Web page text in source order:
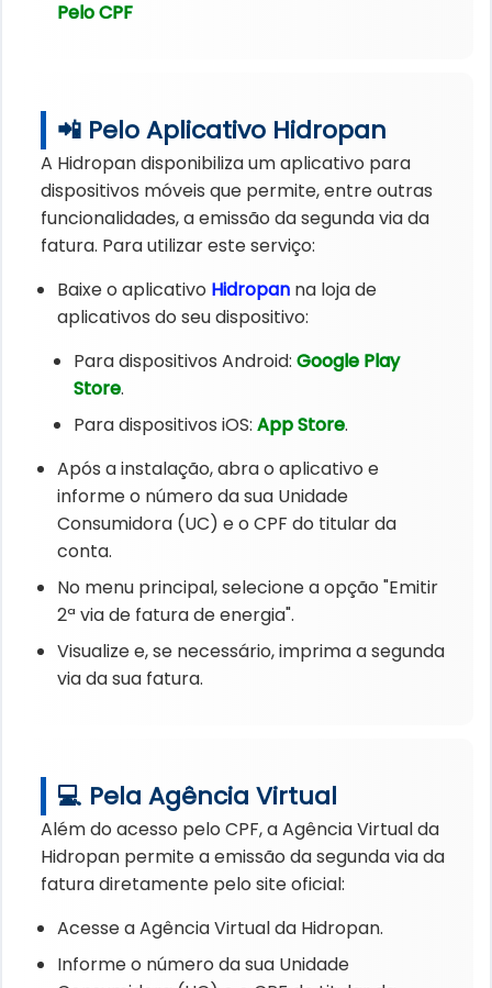
Pelo CPF
📲 Pelo Aplicativo Hidropan
A Hidropan disponibiliza um aplicativo para
dispositivos móveis que permite, entre outras
funcionalidades, a emissão da segunda via da
fatura. Para utilizar este serviço:
Baixe o aplicativo Hidropan na loja de
aplicativos do seu dispositivo:
Para dispositivos Android:Google Play
Store.
Para dispositivos iOS:App Store.
Após a instalação, abra o aplicativo e
informe o número da sua Unidade
Consumidora (UC) e o CPF do titular da
conta.
No menu principal, selecione a opção "Emitir
2ª via de fatura de energia".
Visualize e, se necessário, imprima a segunda
via da sua fatura.
💻 Pela Agência Virtual
Além do acesso pelo CPF, a Agência Virtual da
Hidropan permite a emissão da segunda via da
fatura diretamente pelo site oficial:
Acesse a Agência Virtual da Hidropan.
Informe o número da sua Unidade